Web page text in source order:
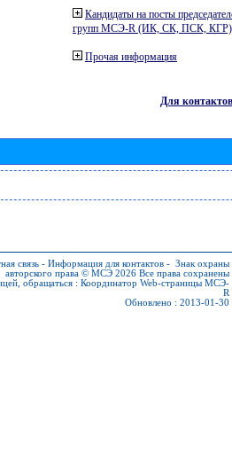
Кандидаты на посты
групп МСЭ-R (ИК, СК, ПСК, КГР)
Прочая информация
Для контактов
связь - Информация для контактов - Знак охраны
авторского права © МСЭ 2026 Все права сохранены
обращаться : Координатор Web-страницы МСЭ-
R
Обновлено : 2013-01-30